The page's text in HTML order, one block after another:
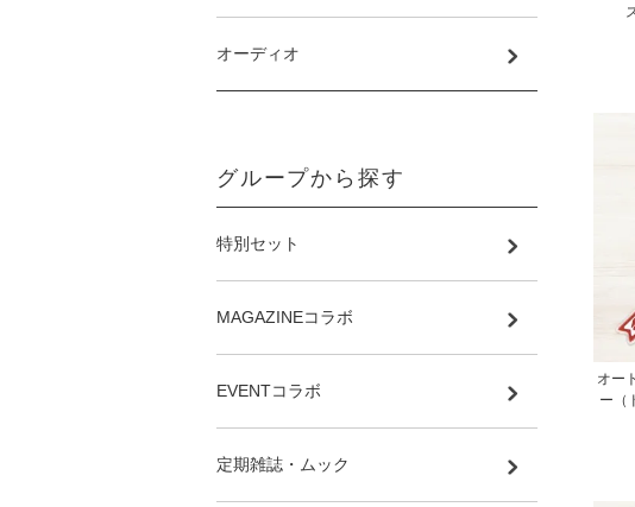
オー
ー（
オーディオ
グループから探す
特別セット
MAGAZINEコラボ
EVENTコラボ
定期雑誌・ムック